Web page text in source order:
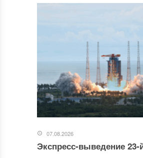
07.08.2026
Экспресс-выведение 23-